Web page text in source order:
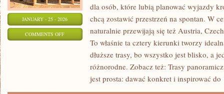
JANUARY - 25 - 2026
COMMENTS OFFON
TERMALNE
dla osób, które lubią planować wyjazdy
chcą zostawić przestrzeń na spontan. W
naturalnie przewijają się też Austria,
To właśnie ta cztery kierunki tworzy
dłuższe trasy, bo wszystko jest blisko, a
różnorodne. Zobacz też: Trasy
jest prosta: dawać konkret i inspirować do